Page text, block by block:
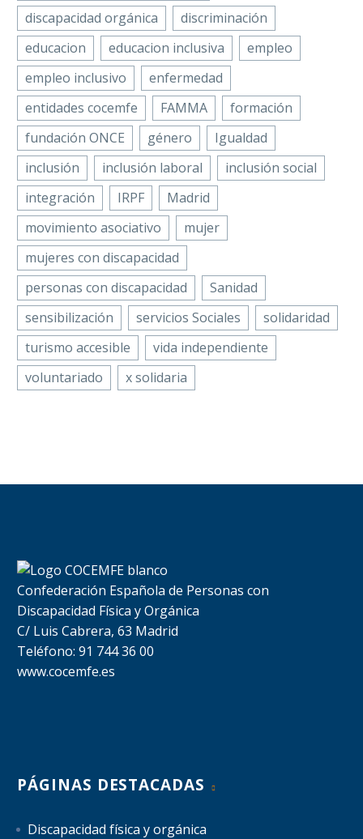
discapacidad orgánica
discriminación
educacion
educacion inclusiva
empleo
empleo inclusivo
enfermedad
entidades cocemfe
FAMMA
formación
fundación ONCE
género
Igualdad
inclusión
inclusión laboral
inclusión social
integración
IRPF
Madrid
movimiento asociativo
mujer
mujeres con discapacidad
personas con discapacidad
Sanidad
sensibilización
servicios Sociales
solidaridad
turismo accesible
vida independiente
voluntariado
x solidaria
Confederación Española de Personas con
Discapacidad Física y Orgánica
C/ Luis Cabrera, 63 Madrid
Teléfono: 91 744 36 00
www.cocemfe.es
PÁGINAS DESTACADAS
Discapacidad física y orgánica